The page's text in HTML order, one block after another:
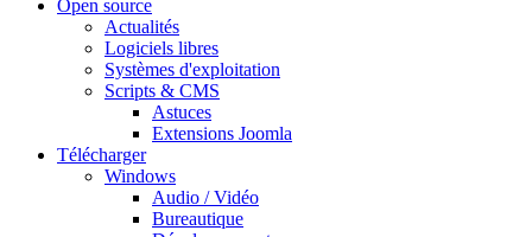
Open source
Actualités
Logiciels libres
Systèmes d'exploitation
Scripts & CMS
Astuces
Extensions Joomla
Télécharger
Windows
Audio / Vidéo
Bureautique